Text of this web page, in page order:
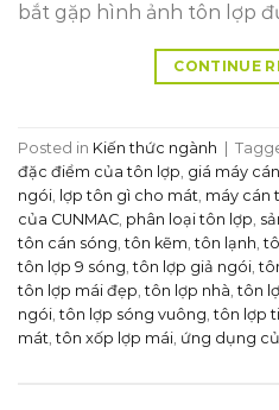
bắt gặp hình ảnh tôn lợp
CONTINUE
Posted in Kiến thức ngành |
đặc điểm của tôn lợp giá máy
ngói lợp tôn gì cho mát máy cán
của CUNMAC phân loại tôn lợp
tôn cán sóng ,tôn kẽm ,tôn lạnh ,
tôn lợp 9 sóng ,tôn lợp giả ngói ,
tôn lợp mái đẹp ,tôn lợp nhà ,tôn
ngói ,tôn lợp sóng vuông ,tôn lợp
mát ,tôn xốp lợp mái ứng dụng